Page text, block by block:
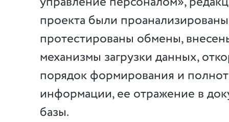
проекта были
протестированы обмены,
механизмы загрузки данных,
порядок формирования и
информации, ее отражение в
базы.